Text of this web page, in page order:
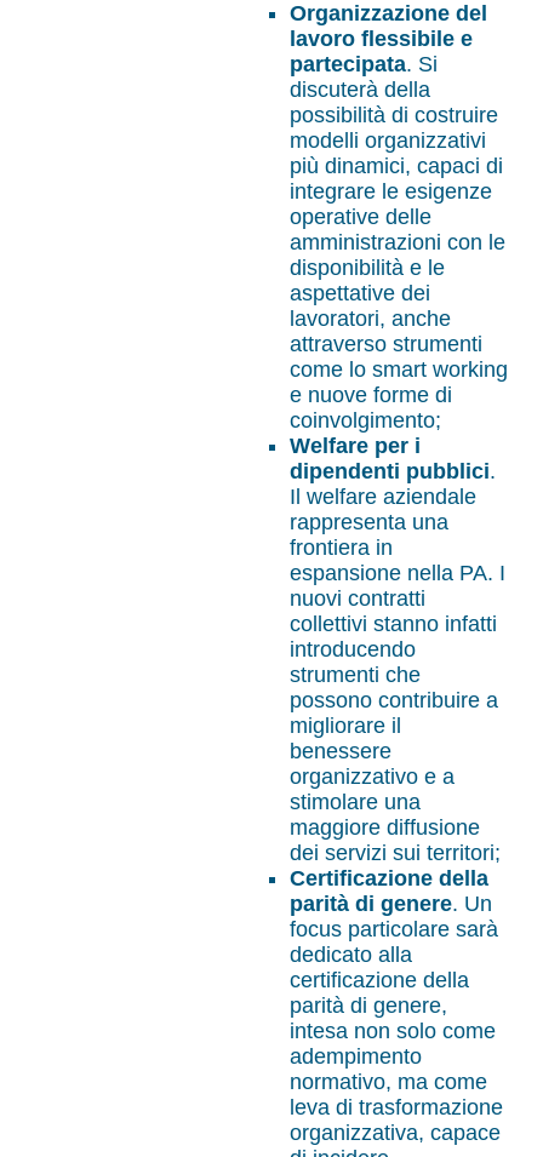
Organizzazione del
lavoro flessibile e
partecipata. Si
discuterà della
possibilità di costruire
modelli organizzativi
più dinamici, capaci di
integrare le esigenze
operative delle
amministrazioni con le
disponibilità e le
aspettative dei
lavoratori, anche
attraverso strumenti
come lo smart working
e nuove forme di
coinvolgimento;
Welfare per i
dipendenti pubblici.
Il welfare aziendale
rappresenta una
frontiera in
espansione nella PA. I
nuovi contratti
collettivi stanno infatti
introducendo
strumenti che
possono contribuire a
migliorare il
benessere
organizzativo e a
stimolare una
maggiore diffusione
dei servizi sui territori;
Certificazione della
parità di genere. Un
focus particolare sarà
dedicato alla
certificazione della
parità di genere,
intesa non solo come
adempimento
normativo, ma come
leva di trasformazione
organizzativa, capace